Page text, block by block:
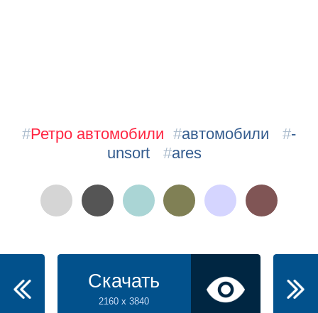
#Ретро автомобили #автомобили #-
unsort
#ares
Скачать
2160 x 3840